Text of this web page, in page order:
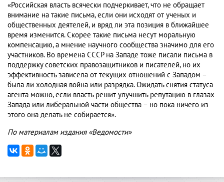
«Российская власть всячески подчеркивает, что не обращает
внимание на такие письма, если они исходят от ученых и
общественных деятелей, и вряд ли эта позиция в ближайшее
время изменится. Скорее такие письма несут моральную
компенсацию, а мнение научного сообщества значимо для его
участников. Во времена СССР на Западе тоже писали письма в
поддержку советских правозащитников и писателей, но их
эффективность зависела от текущих отношений с Западом –
была ли холодная война или разрядка. Ожидать снятия статуса
агента можно, если власть решит улучшить репутацию в глазах
Запада или либеральной части общества – но пока ничего из
этого она делать не собирается».
По материалам издания «Ведомости»